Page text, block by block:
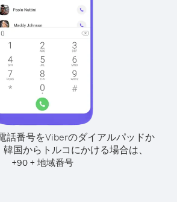
話番号をViberのダイアルパッドか
韓国からトルコにかける場合は、
+90+ 地域番号